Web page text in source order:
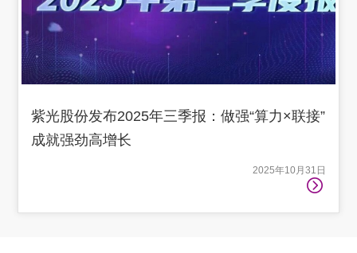
紫光股份发布2025年三季报：做强“算力×联接”
成就强劲高增长
2025年10月31日